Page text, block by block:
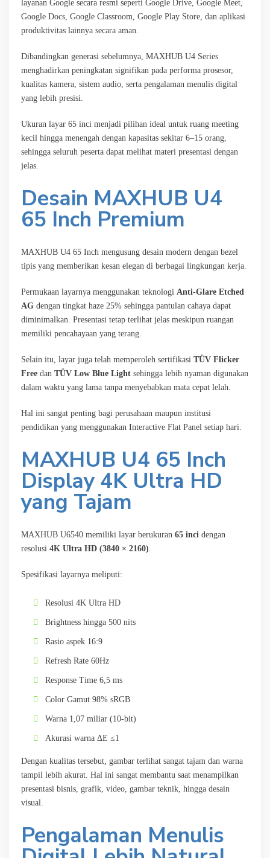
layanan Google secara resmi seperti Google Drive, Google Meet,
Google Docs, Google Classroom, Google Play Store, dan aplikasi
produktivitas lainnya secara aman.
Dibandingkan generasi sebelumnya, MAXHUB U4 Series
menghadirkan peningkatan signifikan pada performa prosesor,
kualitas kamera, sistem audio, serta pengalaman menulis digital
yang lebih presisi.
Ukuran layar 65 inci menjadi pilihan ideal untuk ruang meeting
kecil hingga menengah dengan kapasitas sekitar 6–15 orang,
sehingga seluruh peserta dapat melihat materi presentasi dengan
jelas.
Desain MAXHUB U4
65 Inch Premium
MAXHUB U4 65 Inch mengusung desain modern dengan bezel
tipis yang memberikan kesan elegan di berbagai lingkungan kerja.
Permukaan layarnya menggunakan teknologi Anti-Glare Etched
AG dengan tingkat haze 25% sehingga pantulan cahaya dapat
diminimalkan. Presentasi tetap terlihat jelas meskipun ruangan
memiliki pencahayaan yang terang.
Selain itu, layar juga telah memperoleh sertifikasi TÜV Flicker
Free dan TÜV Low Blue Light sehingga lebih nyaman digunakan
dalam waktu yang lama tanpa menyebabkan mata cepat lelah.
Hal ini sangat penting bagi perusahaan maupun institusi
pendidikan yang menggunakan Interactive Flat Panel setiap hari.
MAXHUB U4 65 Inch
Display 4K Ultra HD
yang Tajam
MAXHUB U6540 memiliki layar berukuran 65 inci dengan
resolusi 4K Ultra HD (3840 × 2160)
Spesifikasi layarnya meliputi:
Resolusi 4K Ultra HD
Brightness hingga 500 nits
Rasio aspek 16:9
Refresh Rate 60Hz
Response Time 6,5 ms
Color Gamut 98% sRGB
Warna 1,07 miliar (10-bit)
Akurasi warna ΔE ≤1
Dengan kualitas tersebut, gambar terlihat sangat tajam dan warna
tampil lebih akurat. Hal ini sangat membantu saat menampilkan
presentasi bisnis, grafik, video, gambar teknik, hingga desain
visual.
Pengalaman Menulis